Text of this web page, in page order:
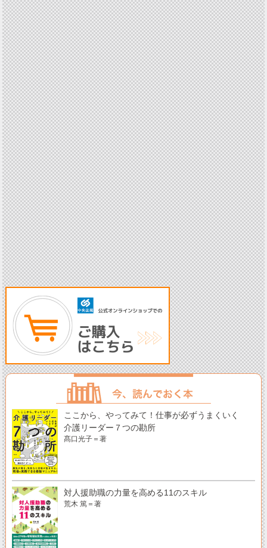
ここから、やってみて！仕事が必ずうまくいく
介護リーダー７つの勘所
髙口光子＝著
対人援助職の力量を高める11のスキル
荒木 篤＝著